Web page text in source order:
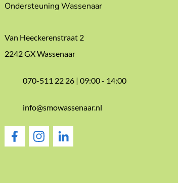
Ondersteuning Wassenaar
Van Heeckerenstraat 2
2242 GX Wassenaar
070-511 22 26 |09:00 - 14:00
info@smowassenaar.nl